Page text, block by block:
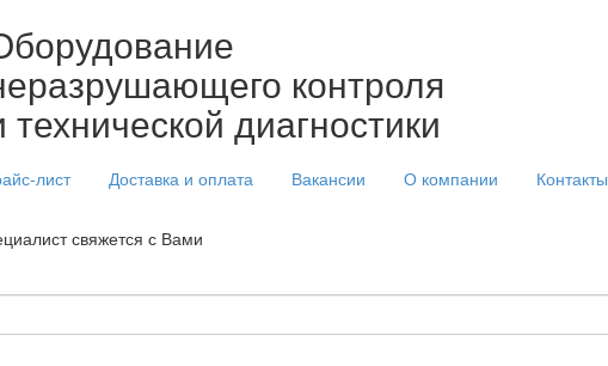
контроля
технической диагностики
лист Доставка и оплата Вакансии О компании Контакты
свяжется с Вами